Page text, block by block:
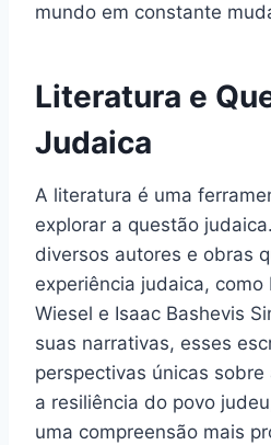
mundo em constante
Literatura e
Judaica
A literatura é uma
explorar a questão
diversos autores e obras
experiência judaica, como
Wiesel e Isaac Bashevis
suas narrativas, esses
perspectivas únicas
a resiliência do povo
uma compreensão mais